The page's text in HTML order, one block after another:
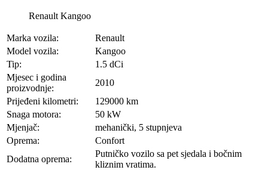
Renault Kangoo
Marka vozila:
Renault
Model vozila:
Kangoo
Tip:
1.5 dCi
Mjesec i godina
proizvodnje:
2010
Prijeđeni kilometri:
129000 km
Snaga motora:
50 kW
Mjenjač:
mehanički, 5 stupnjeva
Oprema:
Confort
Dodatna oprema:
Putničko vozilo sa pet sjedala i bočnim
kliznim vratima.